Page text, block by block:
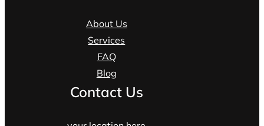
About Us
Services
FAQ
Blog
Contact Us